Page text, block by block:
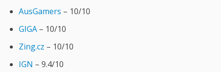
AusGamers – 10/10
GIGA – 10/10
Zing.cz – 10/10
IGN – 9.4/10